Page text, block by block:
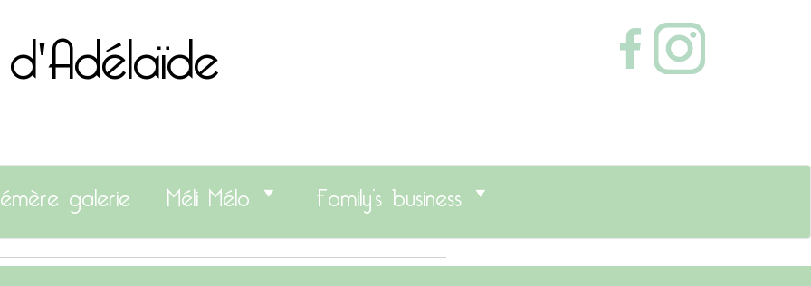
galerie Méli Mélo Family’s business